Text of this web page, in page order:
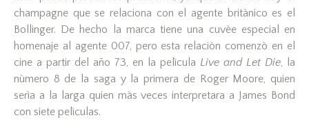
champagne que se relaciona con el agente britànico es el
Bollinger. De hecho la marca tiene una cuvèe especial en
homenaje al agente 007, pero esta relaciòn comenzò en el
cine a partir del año 73, en la pelìcula Live and Let Die, la
nùmero 8 de la saga y la primera de Roger Moore, quien
serìa a la larga quien màs veces interpretara a James Bond
con siete pelìculas.